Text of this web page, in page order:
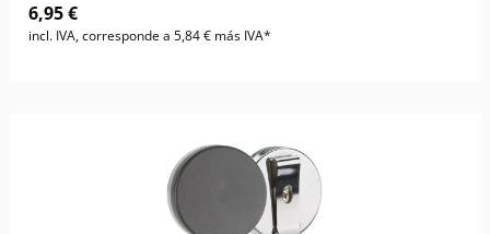
6,95 €
incl. IVA, corresponde a 5,84 € más IVA*